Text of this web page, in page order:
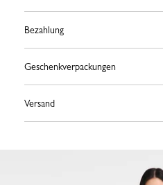
Bezahlung
Geschenkverpackungen
Versand